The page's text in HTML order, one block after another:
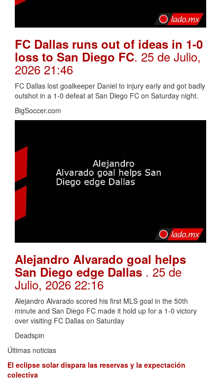
FC Dallas runs out of ideas in 1-0
loss to San Diego FC. 25 de Julio,
2026 21:46
FC Dallas lost goalkeeper Daniel to injury early and got badly
outshot in a 1-0 defeat at San Diego FC on Saturday night.
BigSoccer.com
Alejandro Alvarado goal helps
San Diego edge Dallas . 25 de
Julio, 2026 22:16
Alejandro Alvarado scored his first MLS goal in the 50th
minute and San Diego FC made it hold up for a 1-0 victory
over visiting FC Dallas on Saturday
Deadspin
Últimas noticias
El eclipse solar dispara las reservas y la expectación
colectiva